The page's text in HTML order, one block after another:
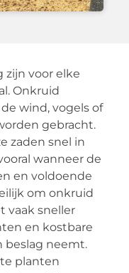
zijn voor elke
Onkruid
wind, vogels of
gebracht.
zaden snel in
wanneer de
en voldoende
om onkruid
vaak sneller
en kostbare
beslag neemt.
planten